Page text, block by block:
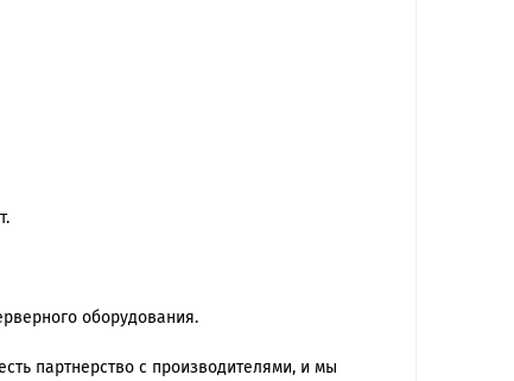
оборудования.
партнерство с производителями, и мы